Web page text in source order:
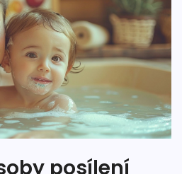
posílení